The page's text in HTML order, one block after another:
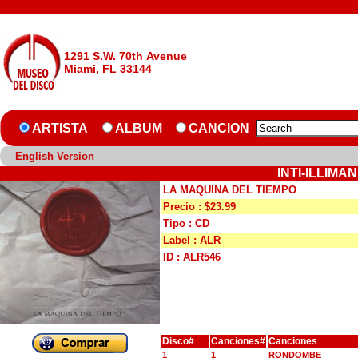
1291 S.W. 70th Avenue
Miami, FL 33144
ARTISTA ALBUM CANCION
English Version
INTI-
LA MAQUINA DEL TIEMPO
Precio : $23.99
Tipo : CD
Label : ALR
ID : ALR546
Disco# Canciones# Canciones
1 1
RONDOMBE